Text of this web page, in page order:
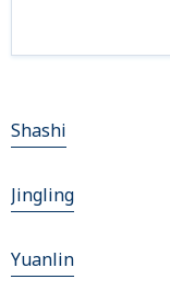
Shashi
Jingling
Yuanlin